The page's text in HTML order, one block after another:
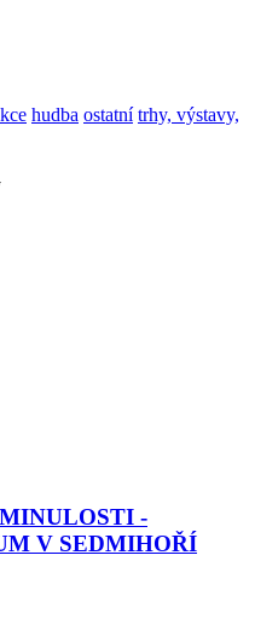
hudba ostatní trhy, výstavy,
-
V SEDMIHOŘÍ